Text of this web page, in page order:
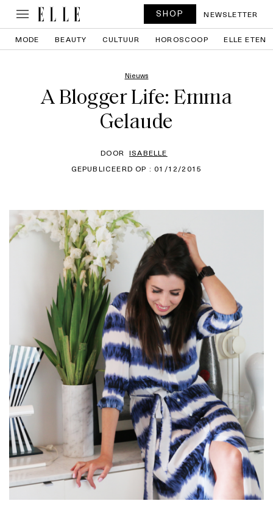
SHOP NEWSLETTER
MODE BEAUTY CULTUUR HOROSCOOP ELLE ETEN
Nieuws
A Blogger Life: Emma
Gelaude
DOOR ISABELLE
GEPUBLICEERD OP : 01/12/2015